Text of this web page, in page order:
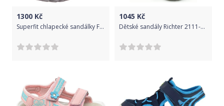
1300 Kč
Superfit chlapecké sandálky FLOW, Superfit, 4-09011-25, šedá - 26
1045 Kč
Dětské sandály Richter 2111-541-7200 (26) - Richter